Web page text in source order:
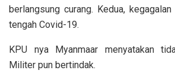
berlangsung curang. Kedua,
tengah Covid-19.
KPU nya Myanmaar menyatakan
Militer pun bertindak.